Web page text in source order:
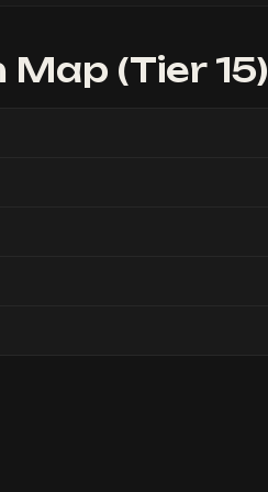
Map (Tier 15)